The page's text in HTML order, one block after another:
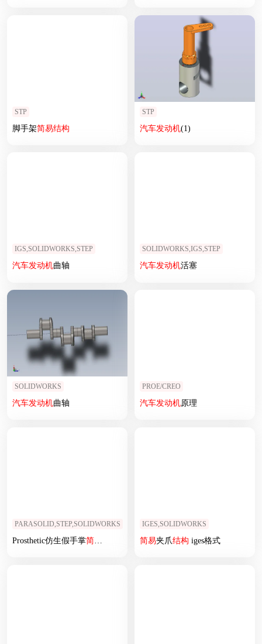
STP
脚手架简易结构
STP
汽车发动机(1)
IGS,SOLIDWORKS,STEP
汽车发动机曲轴
SOLIDWORKS,IGS,STEP
汽车发动机活塞
SOLIDWORKS
汽车发动机曲轴
PROE/CREO
汽车发动机原理
PARASOLID,STEP,SOLIDWORKS
Prosthetic仿生假手掌简易
IGES,SOLIDWORKS
简易夹爪结构 iges格式